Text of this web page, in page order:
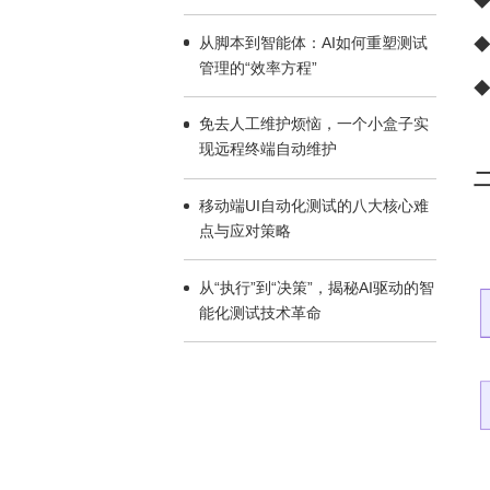
科技”
管理的“效率方程”
现远程终端自动维护
点与应对策略
能化测试技术革命
◆
◆